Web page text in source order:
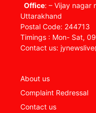
Office: – Vijay nagar
Uttarakhand
Postal Code: 244713
Timings : Mon- Sat,
Contact us:
About us
Complaint Redressal
Contact us